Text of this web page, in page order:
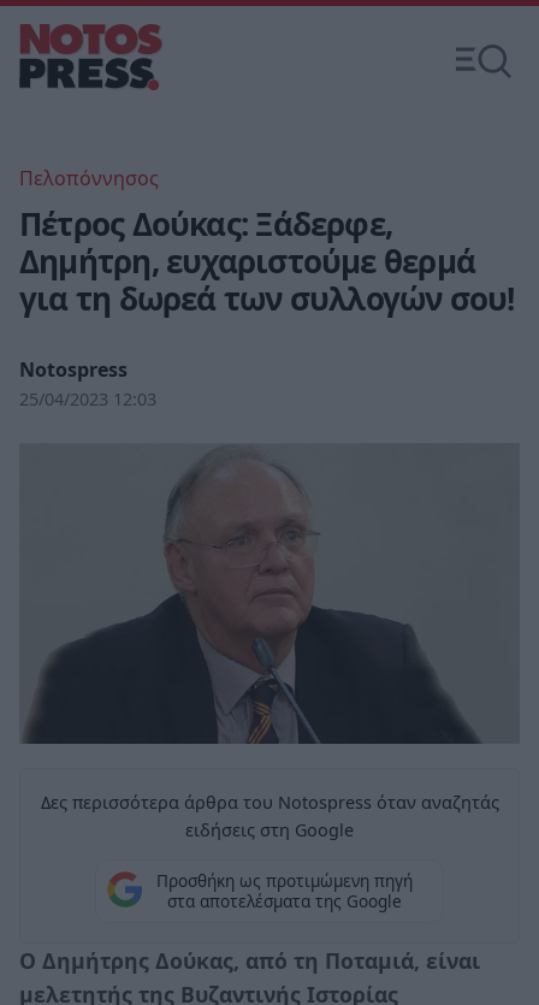
Πελοπόννησος
Πέτρος Δούκας: Ξάδερφε,
Δημήτρη, ευχαριστούμε θερμά
για τη δωρεά των συλλογών σου!
Notospress
25/04/2023 12:03
Δες περισσότερα άρθρα του Notospress όταν αναζητάς
ειδήσεις στη Google
Προσθήκη ως προτιμώμενη πηγή
στα αποτελέσματα της Google
Ο Δημήτρης Δούκας, από τη Ποταμιά, είναι
μελετητής της Βυζαντινής Ιστορίας